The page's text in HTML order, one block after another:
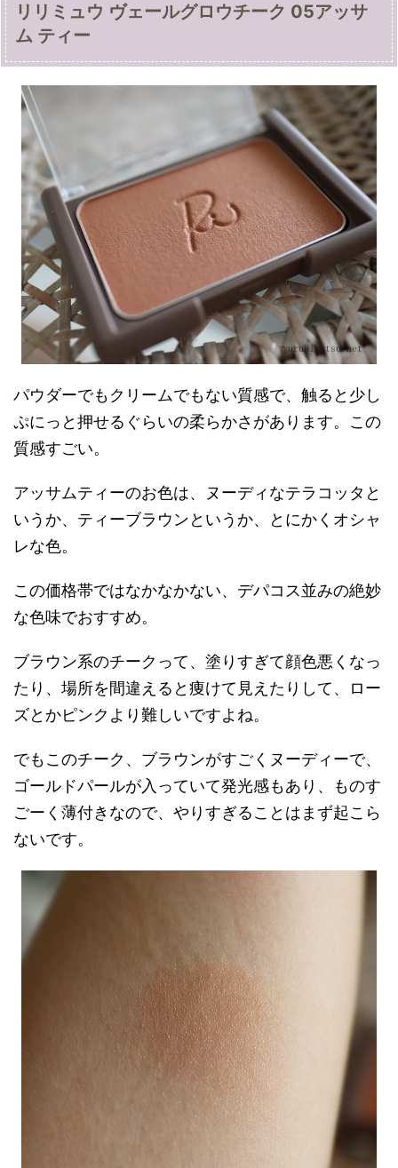
リリミュウ ヴェールグロウチーク 05アッサ
ム ティー
パウダーでもクリームでもない質感で、触ると少し
ぷにっと押せるぐらいの柔らかさがあります。この
質感すごい。
アッサムティーのお色は、ヌーディなテラコッタと
いうか、ティーブラウンというか、とにかくオシャ
レな色。
この価格帯ではなかなかない、デパコス並みの絶妙
な色味でおすすめ。
ブラウン系のチークって、塗りすぎて顔色悪くなっ
たり、場所を間違えると痩けて見えたりして、ロー
ズとかピンクより難しいですよね。
でもこのチーク、ブラウンがすごくヌーディーで、
ゴールドパールが入っていて発光感もあり、ものす
ごーく薄付きなので、やりすぎることはまず起こら
ないです。